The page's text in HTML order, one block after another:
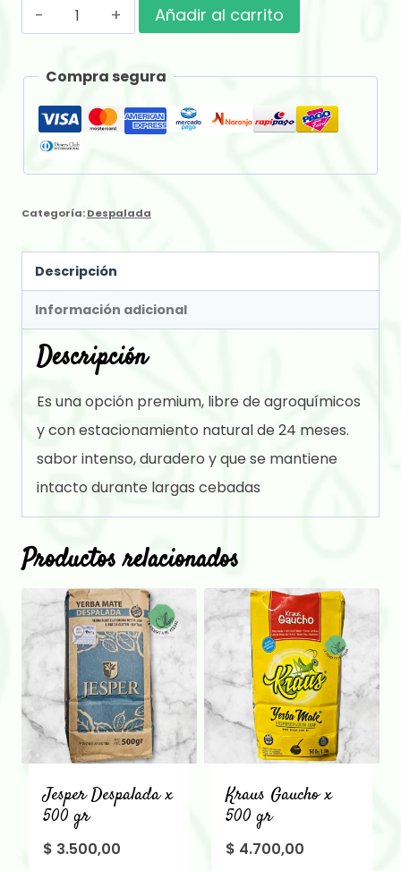
Grapia
Milenaria
Despalada
500
gr
Añadir al carrito
Compra segura
Categoría:Despalada
Descripción
Información adicional
Descripción
Es una opción premium, libre de agroquímicos
y con estacionamiento natural de 24 meses.
sabor intenso, duradero y que se mantiene
intacto durante largas cebadas
Productos relacionados
Jesper Despalada x
500 gr
$ 3.500,00
Kraus Gaucho x
500 gr
$ 4.700,00